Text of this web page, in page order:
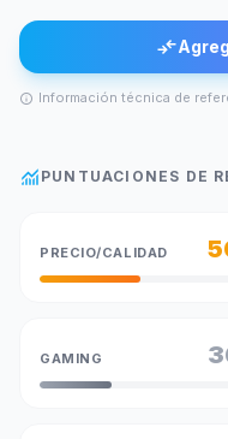
compare_arrows
info Información técnica de
monitoring PUNTUACIONES DE
PRECIO/CALIDAD
GAMING